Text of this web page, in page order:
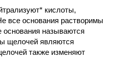
кислоты,
все основания растворимы
называются
щелочей являются
также изменяют